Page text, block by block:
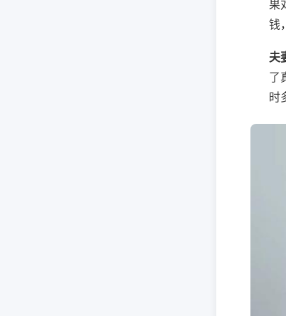
果
钱，
夫
了
时